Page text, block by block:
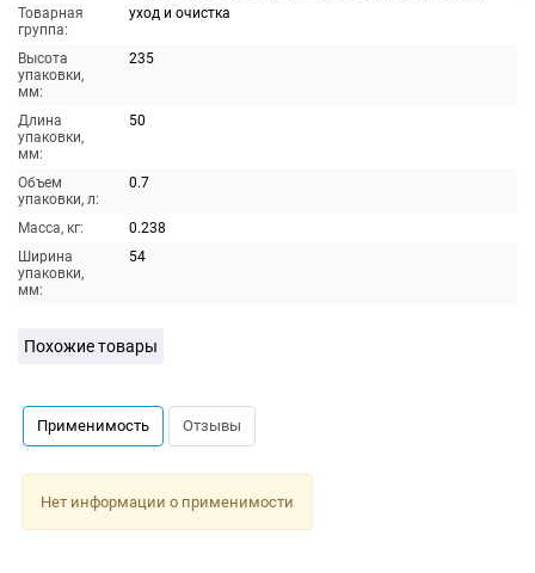
Товарная
группа:
уход и очистка
Высота
упаковки,
мм:
235
Длина
упаковки,
мм:
50
Объем
упаковки, л:
0.7
Масса, кг:
0.238
Ширина
упаковки,
мм:
54
Похожие товары
Применимость Отзывы
Нет информации о применимости